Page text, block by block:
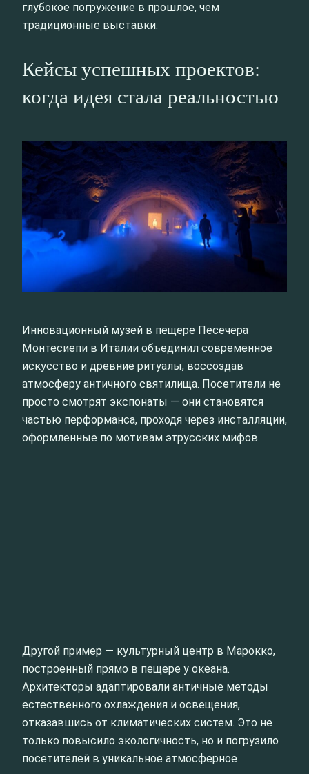
глубокое погружение в прошлое, чем
традиционные выставки.
Кейсы успешных проектов:
когда идея стала реальностью
Инновационный музей в пещере Песечера
Монтесиепи в Италии объединил современное
искусство и древние ритуалы, воссоздав
атмосферу античного святилища. Посетители не
просто смотрят экспонаты — они становятся
частью перформанса, проходя через инсталляции,
оформленные по мотивам этрусских мифов.
Другой пример — культурный центр в Марокко,
построенный прямо в пещере у океана.
Архитекторы адаптировали античные методы
естественного охлаждения и освещения,
отказавшись от климатических систем. Это не
только повысило экологичность, но и погрузило
посетителей в уникальное атмосферное